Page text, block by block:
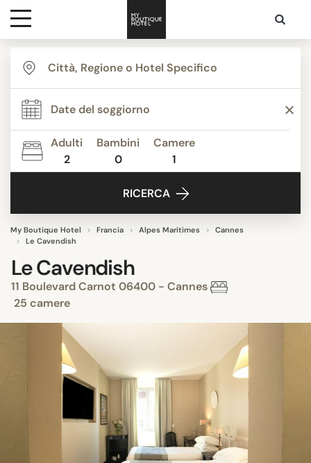
Destinazioni
Ispirazione
Contatti
Adulti
2
Bambini
0
Camere
1
RICERCA
My Boutique Hotel Francia Alpes Maritimes
Cannes
Le Cavendish
Le Cavendish
11 Boulevard Carnot 06400 - Cannes
25 camere